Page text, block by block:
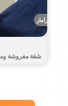
ميرامار
شقة مفروشة